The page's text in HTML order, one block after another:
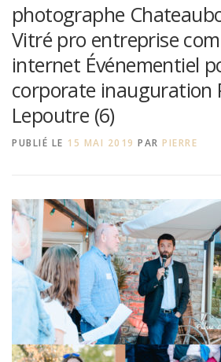
photographe
Vitré pro entreprise
internet Événementiel
corporate inauguration
Lepoutre (6)
PUBLIÉ LE 15 MAI 2019 PAR PIERRE